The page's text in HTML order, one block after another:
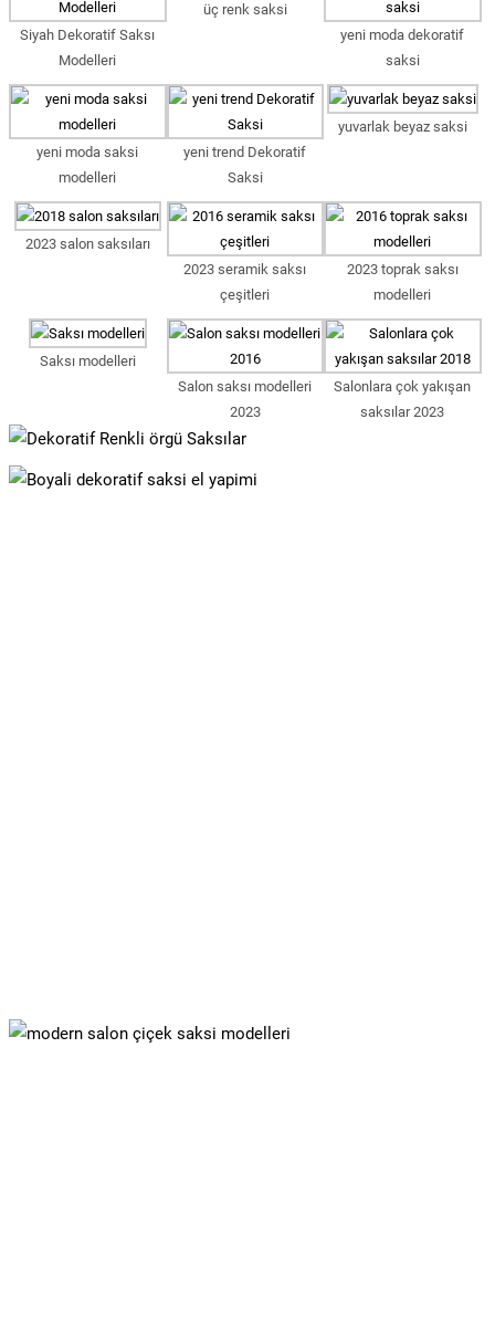
Siyah Dekoratif Saksı
Modelleri
üç renk saksi
yeni moda dekoratif
saksi
yeni moda saksi
modelleri
yeni trend Dekoratif
Saksi
yuvarlak beyaz saksi
2023 salon saksıları
2023 seramik saksı
çeşitleri
2023 toprak saksı
modelleri
Saksı modelleri
Salon saksı modelleri
2023
Salonlara çok yakışan
saksılar 2023